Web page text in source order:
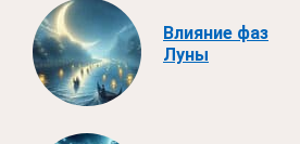
Влияние фаз
Луны